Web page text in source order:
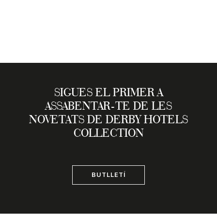
SIGUES EL PRIMER A
ASSABENTAR-TE DE LES
NOVETATS DE DERBY HOTELS
COLLECTION
BUTLLETÍ